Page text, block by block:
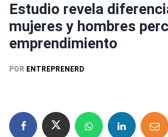
Estudio revela
mujeres y hombres
emprendimiento
POR ENTREPRENERD